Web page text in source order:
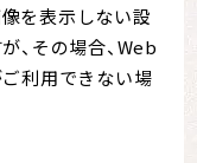
を表示しない設
、その場合、Web
利用できない場